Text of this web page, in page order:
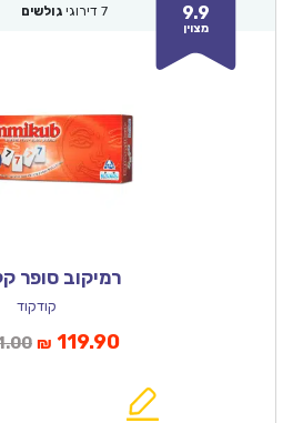
9.9
מצוין
7 דירוגי גולשים
רמיקוב סופר
קודקוד
המחיר
₪ 119.90המחיר
הוא: